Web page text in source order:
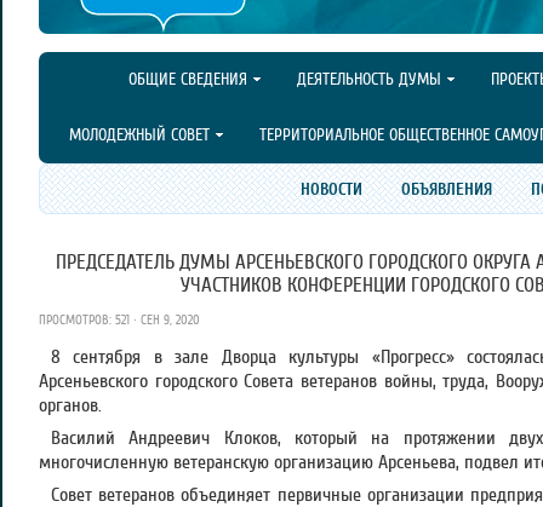
ОБЩИЕ СВЕДЕНИЯ ДЕЯТЕЛЬНОСТЬ ДУМЫ
МОЛОДЕЖНЫЙ СОВЕТ ТЕРРИТОРИАЛЬНОЕ ОБЩЕСТВЕННОЕ
НОВОСТИ ОБЪЯВЛЕНИЯ
ПРЕДСЕДАТЕЛЬ ДУМЫ АРСЕНЬЕВСКОГО ГОРОДСКОГО
УЧАСТНИКОВ КОНФЕРЕНЦИИ ГОРОДСКОГО
ПРОСМОТРОВ: 521 · СЕН 9, 2020
8 сентября в зале Дворца культуры «Прогресс»
Арсеньевского городского Совета ветеранов войны, труда,
органов.
Василий Андреевич Клоков, который на протяжении
многочисленную ветеранскую организацию Арсеньева, подвел
Совет ветеранов объединяет первичные организации